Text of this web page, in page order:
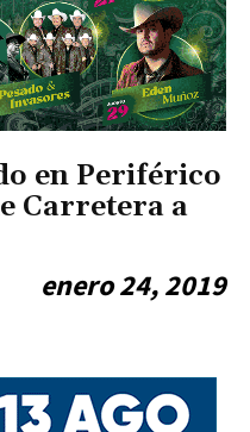
en Periférico
Carretera a
enero 24, 2019